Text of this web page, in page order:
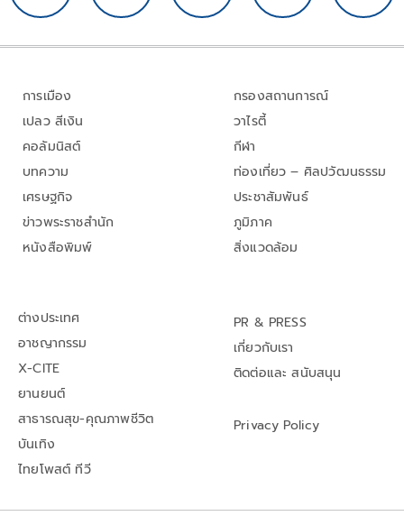
การเมือง
เปลว สีเงิน
คอลัมนิสต์
บทความ
เศรษฐกิจ
ข่าวพระราชสำนัก
หนังสือพิมพ์
กรองสถานการณ์
วาไรตี้
กีฬา
ท่องเที่ยว – ศิลปวัฒนธรรม
ประชาสัมพันธ์
ภูมิภาค
สิ่งแวดล้อม
ต่างประเทศ
อาชญากรรม
X-CITE
ยานยนต์
สาธารณสุข-คุณภาพชีวิต
บันเทิง
ไทยโพสต์ ทีวี
PR & PRESS
เกี่ยวกับเรา
ติดต่อและ สนับสนุน
Privacy Policy